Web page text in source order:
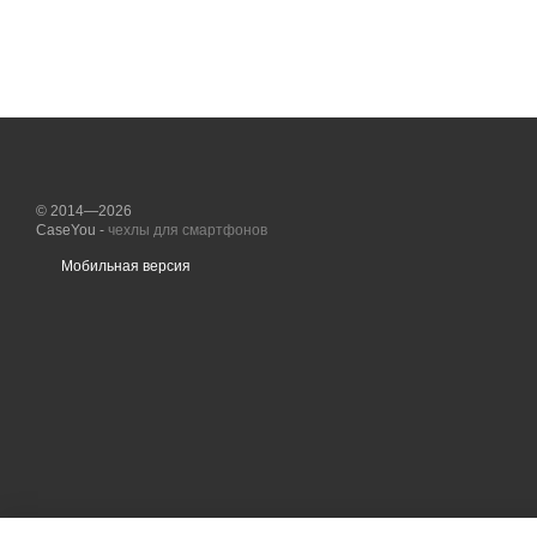
© 2014—2026
CaseYou - чехлы для смартфонов
Мобильная версия